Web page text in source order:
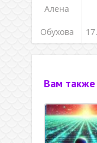
Алена
Обухова
Вам